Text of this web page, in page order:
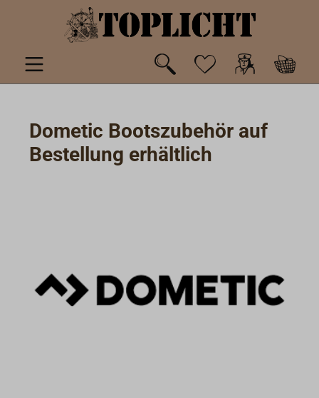
hoofdinhoud
Dometic Bootszubehör auf
Bestellung erhältlich